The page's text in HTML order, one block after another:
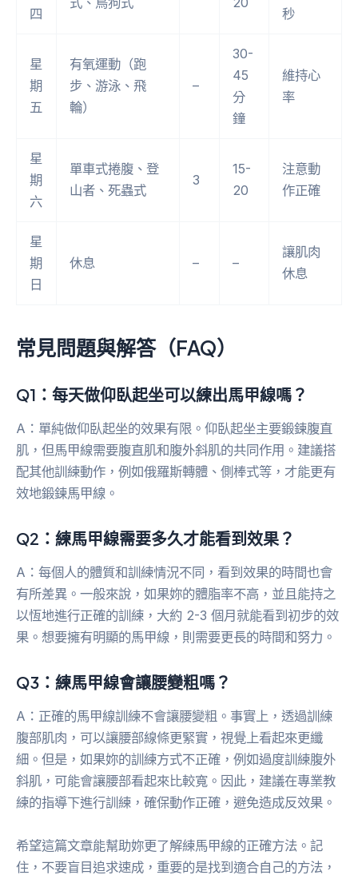
四
秒
星
期
五
有氧運動（跑
步、游泳、飛
輪）
–
30-
45
分
鐘
維持心
率
星
期
六
單車式捲腹、登
山者、死蟲式
3
15-
20
注意動
作正確
星
期
日
休息 – –
讓肌肉
休息
常見問題與解答（FAQ）
Q1：每天做仰臥起坐可以練出馬甲線嗎？
A：單純做仰臥起坐的效果有限。仰臥起坐主要鍛鍊腹直
肌，但馬甲線需要腹直肌和腹外斜肌的共同作用。建議搭
配其他訓練動作，例如俄羅斯轉體、側棒式等，才能更有
效地鍛鍊馬甲線。
Q2：練馬甲線需要多久才能看到效果？
A：每個人的體質和訓練情況不同，看到效果的時間也會
有所差異。一般來說，如果妳的體脂率不高，並且能持之
以恆地進行正確的訓練，大約 2-3 個月就能看到初步的效
果。想要擁有明顯的馬甲線，則需要更長的時間和努力。
Q3：練馬甲線會讓腰變粗嗎？
A：正確的馬甲線訓練不會讓腰變粗。事實上，透過訓練
腹部肌肉，可以讓腰部線條更緊實，視覺上看起來更纖
細。但是，如果妳的訓練方式不正確，例如過度訓練腹外
斜肌，可能會讓腰部看起來比較寬。因此，建議在專業教
練的指導下進行訓練，確保動作正確，避免造成反效果。
希望這篇文章能幫助妳更了解練馬甲線的正確方法。記
住，不要盲目追求速成，重要的是找到適合自己的方法，